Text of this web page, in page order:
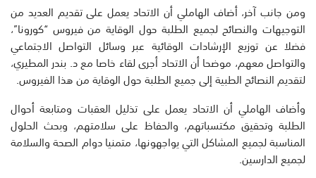
ومن جانب آخر، أضاف الهاملي أن الاتحاد يعمل على تقديم العديد من
التوجيهات والنصائح لجميع الطلبة حول الوقاية من فيروس “كورونا”،
فضلا عن توزيع الإرشادات الوقائية عبر وسائل التواصل الاجتماعي
والتواصل معهم، موضحا أن الاتحاد أجرى لقاء خاصا مع د. بندر المطيري،
لتقديم النصائح الطبية إلى جميع الطلبة حول الوقاية من هذا الفيروس.
وأضاف الهاملي أن الاتحاد يعمل على تذليل العقبات ومتابعة أحوال
الطلبة وتحقيق مكتسباتهم، والحفاظ على سلامتهم، وبحث الحلول
المناسبة لجميع المشاكل التي يواجهونها، متمنيا دوام الصحة والسلامة
لجميع الدارسين.